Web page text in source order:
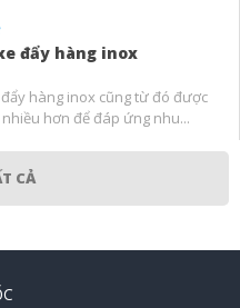
đẩy hàng inox
hàng inox cũng từ đó được
hơn để đáp ứng nhu...
CẢ